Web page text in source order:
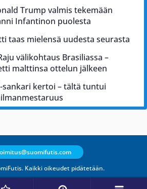
Trump valmis tekemään
Infantinon puolesta
taas mielensä uudesta seurasta
välikohtaus Brasiliassa –
malttinsa ottelun jälkeen
sankari kertoi – tältä tuntui
Kaikki oikeudet pidätetään.